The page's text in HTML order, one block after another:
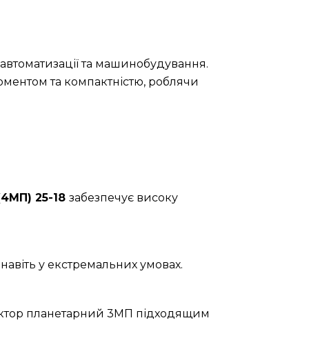
та машинобудування.
та компактністю, роблячи
25-18 забезпечує високу
у екстремальних умовах.
планетарний 3МП підходящим